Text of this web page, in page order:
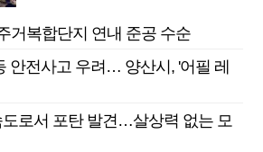
거복합단지 연내 준공 수순
안전사고 우려… 양산시, '어필 레
로서 포탄 발견…살상력 없는 모